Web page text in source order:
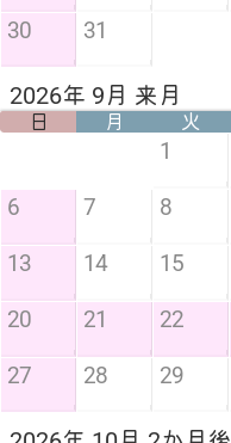
1
6 7 8
13 14 15
20 21 22
27 28 29
2026年 9月 来月
日 月 火
30 31